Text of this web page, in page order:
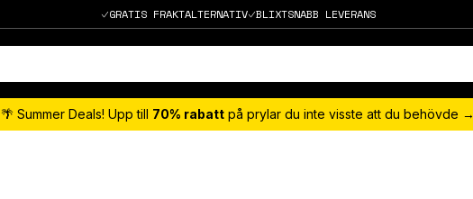
GRATIS FRAKTALTERNATIV BLIXTSNABB LEVERANS
🌴 Summer Deals! Upp till 70% rabatt på prylar du inte visste att du behövde →